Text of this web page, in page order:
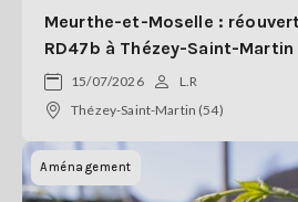
Meurthe-et-Moselle :
RD47b à Thézey-Saint-Martin
15/07/2026
L.R
Thézey-Saint-Martin (54)
Aménagement